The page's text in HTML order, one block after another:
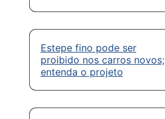
Estepe fino pode ser
proibido nos carros novos;
entenda o projeto